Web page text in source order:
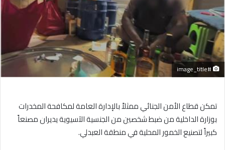
#image_title
تمكن قطاع الأمن الجنائي ممثلاً بالإدارة العامة لمكافحة المخدرات
بوزارة الداخلية من ضبط شخصين من الجنسية الآسيوية يديران مصنعاً
كبيراً لتصنيع الخمور المحلية في منطقة العبدلي.